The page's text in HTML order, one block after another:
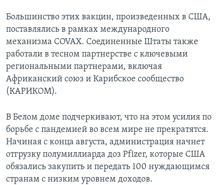
Большинство этих вакцин, произведенных в США,
поставлялись в рамках международного
механизма COVAX. Соединенные Штаты также
работали в тесном партнерстве с ключевыми
региональными партнерами, включая
Африканский союз и Карибское сообщество
(КАРИКОМ).
В Белом доме подчеркивают, что на этом усилия по
борьбе с пандемией во всем мире не прекратятся.
Начиная с конца августа, администрация начнет
отгрузку полумиллиарда доз Pfizer, которые США
обязались закупить и передать 100 нуждающимся
странам с низким уровнем доходов.